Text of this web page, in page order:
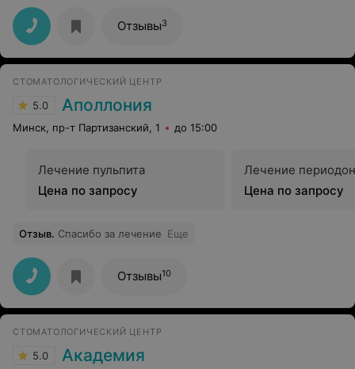
Отзывы3
СТОМАТОЛОГИЧЕСКИЙ ЦЕНТР
5.0 Аполлония
Минск, пр-т Партизанский, 1 до 15:00
Лечение пульпита
Цена по запросу
Лечение
Цена по запросу
Отзыв. Спасибо за лечение Еще
Отзывы10
СТОМАТОЛОГИЧЕСКИЙ ЦЕНТР
5.0 Академия